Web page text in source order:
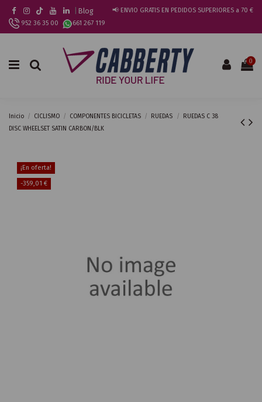
Blog
📢 ENVIO GRATIS EN PEDIDOS SUPERIORES a 70 €
952 36 35 00
661 267 119
0
Inicio CICLISMO COMPONENTES BICICLETAS RUEDAS
RUEDAS C 38
DISC WHEELSET SATIN CARBON/BLK
¡En oferta!
-359,01 €